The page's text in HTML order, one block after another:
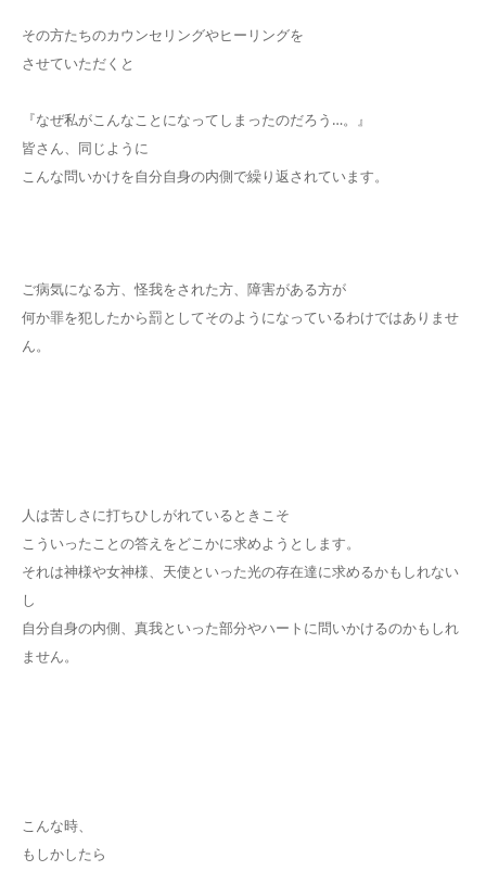
その方たちのカウンセリングやヒーリングを
させていただくと
『なぜ私がこんなことになってしまったのだろう…。』
皆さん、同じように
こんな問いかけを自分自身の内側で繰り返されています。
ご病気になる方、怪我をされた方、障害がある方が
何か罪を犯したから罰としてそのようになっているわけではありませ
ん。
人は苦しさに打ちひしがれているときこそ
こういったことの答えをどこかに求めようとします。
それは神様や女神様、天使といった光の存在達に求めるかもしれない
し
自分自身の内側、真我といった部分やハートに問いかけるのかもしれ
ません。
こんな時、
もしかしたら